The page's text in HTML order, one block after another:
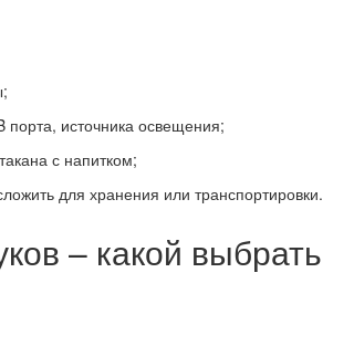
порта, источника освещения;
с напитком;
для хранения или транспортировки.
– какой выбрать